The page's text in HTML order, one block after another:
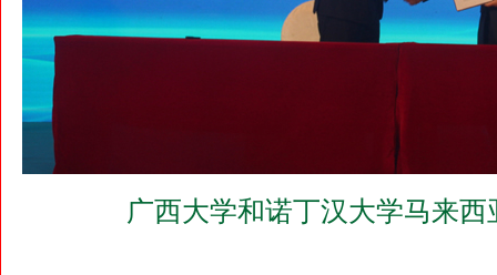
广西大学和诺丁汉大学马来